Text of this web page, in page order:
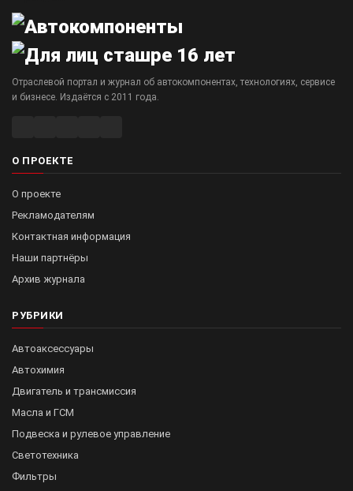
Отраслевой портал и журнал об автокомпонентах, технологиях, сервисе
и бизнесе. Издаётся с 2011 года.
О ПРОЕКТЕ
О проекте
Рекламодателям
Контактная информация
Наши партнёры
Архив журнала
РУБРИКИ
Автоаксессуары
Автохимия
Двигатель и трансмиссия
Масла и ГСМ
Подвеска и рулевое управление
Светотехника
Фильтры